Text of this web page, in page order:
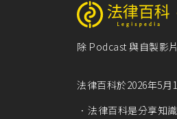
除 Podcast 與自製影
法律百科於2026年5
法律百科是分享知